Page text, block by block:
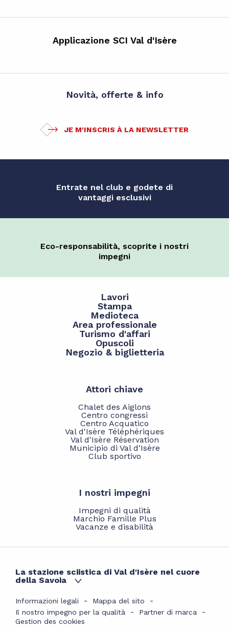
Applicazione SCI Val d'Isère
Novità, offerte & info
JE M'INSCRIS À LA NEWSLETTER
Entrate nel club e godete di
vantaggi esclusivi
Eco-responsabilità, scoprite i nostri
impegni
Lavori
Stampa
Medioteca
Area professionale
Turismo d'affari
Opuscoli
Negozio & biglietteria
Attori chiave
Chalet des Aiglons
Centro congressi
Centro Acquatico
Val d'Isère Téléphériques
Val d'Isère Réservation
Municipio di Val d'Isère
Club sportivo
I nostri impegni
Impegni di qualità
Marchio Famille Plus
Vacanze e disabilità
La stazione sciistica di Val d'Isère nel cuore
della Savoia
Informazioni legali
Mappa del sito
Il nostro impegno per la qualità
Partner di marca
Gestion des cookies